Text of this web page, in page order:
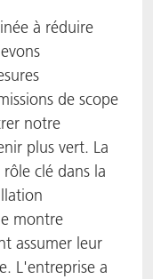
à réduire
de scope
notre
plus vert. La
clé dans la
montre
assumer leur
L'entreprise a